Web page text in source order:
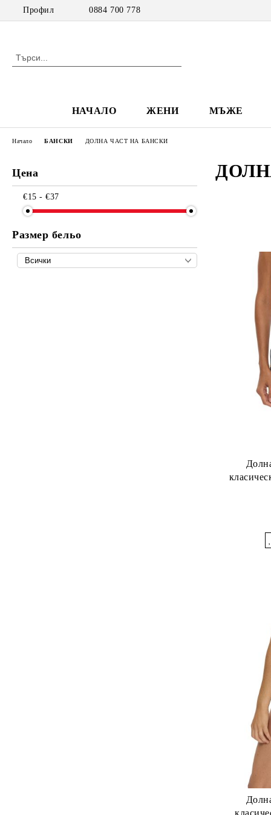
Профил 0884 700 778
НАЧАЛО ЖЕНИ МЪЖЕ
Цена
€15 - €37
Размер бельо
Начало БАНСКИ ДОЛНА ЧАСТ НА БАНСКИ